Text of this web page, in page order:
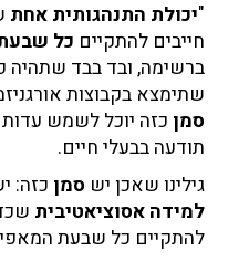
"יכולת התנהגותית אחת
חייבים להתקיים כל
ברשימה, ובד בבד
שתימצא בקבוצות
סמן כזה יוכל לשמש
תודעה בבעלי חיים.
גילינו שאכן יש סמן כזה:
למידה אסוציאטיבית
להתקיים כל שבעת